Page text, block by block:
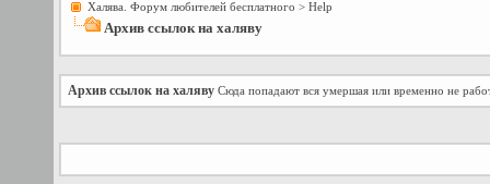
Халява. Форум любителей бесплатного > Help
Архив ссылок на халяву
Архив ссылок на халяву Сюда попадают вся умершая или временно не